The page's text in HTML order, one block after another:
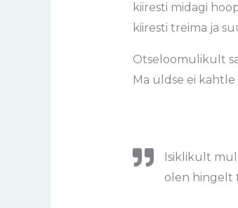
kiiresti midagi
kiiresti treima ja
Otseloomulikult
Ma üldse ei kahtle
Isiklikult
olen hingelt